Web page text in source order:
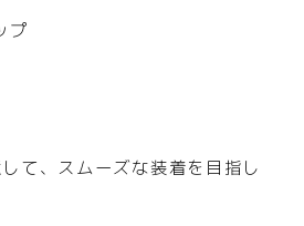
プ
て、スムーズな装着を目指し